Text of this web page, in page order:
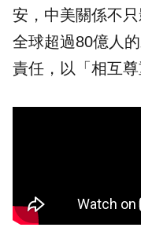
安，中美關係不
全球超過80億人
責任，以「相互尊